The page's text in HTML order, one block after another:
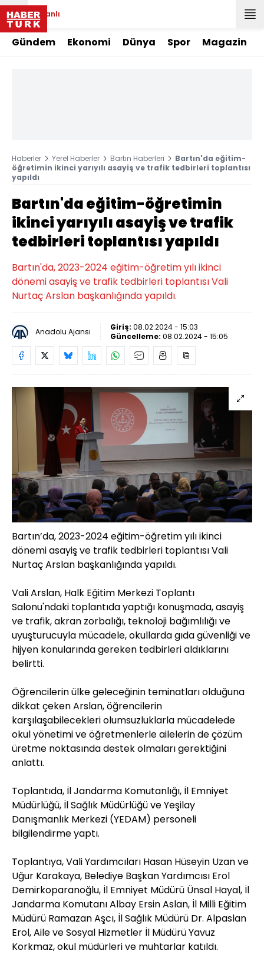
Canlı
Gündem Ekonomi Dünya Spor Magazin
Haberler Yerel Haberler Bartın Haberleri
Bartın'da eğitim-
öğretimin ikinci yarıyılı asayiş ve trafik tedbirleri toplantısı
yapıldı
Bartın'da eğitim-öğretimin
ikinci yarıyılı asayiş ve trafik
tedbirleri toplantısı yapıldı
Bartın'da, 2023-2024 eğitim-öğretim yılı ikinci
dönemi asayiş ve trafik tedbirleri toplantısı Vali
Nurtaç Arslan başkanlığında yapıldı.
Anadolu Ajansı Giriş: 08.02.2024 - 15:03
Güncelleme: 08.02.2024 - 15:05
Bartın’da, 2023-2024 eğitim-öğretim yılı ikinci
dönemi asayiş ve trafik tedbirleri toplantısı Vali
Nurtaç Arslan başkanlığında yapıldı.
Vali Arslan, Halk Eğitim Merkezi Toplantı
Salonu'ndaki toplantıda yaptığı konuşmada, asayiş
ve trafik, akran zorbalığı, teknoloji bağımlılığı ve
uyuşturucuyla mücadele, okullarda gıda güvenliği ve
hijyen konularında gereken tedbirleri aldıklarını
belirtti.
Öğrencilerin ülke geleceğinin teminatları olduğuna
dikkat çeken Arslan, öğrencilerin
karşılaşabilecekleri olumsuzluklarla mücadelede
okul yönetimi ve öğretmenlerle ailelerin de çözüm
üretme noktasında destek olmaları gerektiğini
anlattı.
Toplantıda, İl Jandarma Komutanlığı, İl Emniyet
Müdürlüğü, İl Sağlık Müdürlüğü ve Yeşilay
Danışmanlık Merkezi (YEDAM) personeli
bilgilendirme yaptı.
​​​​​​​Toplantıya, Vali Yardımcıları Hasan Hüseyin Uzan ve
Uğur Karakaya, Belediye Başkan Yardımcısı Erol
Demirkoparanoğlu, İl Emniyet Müdürü Ünsal Hayal, İl
Jandarma Komutanı Albay Ersin Aslan, İl Milli Eğitim
Müdürü Ramazan Aşcı, İl Sağlık Müdürü Dr. Alpaslan
Erol, Aile ve Sosyal Hizmetler İl Müdürü Yavuz
Korkmaz, okul müdürleri ve muhtarlar katıldı.